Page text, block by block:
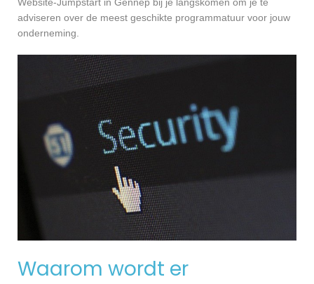
Website-Jumpstart in Gennep bij je langskomen om je te
adviseren over de meest geschikte programmatuur voor jouw
onderneming.
Waarom wordt er